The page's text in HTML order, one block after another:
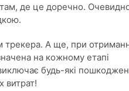
там, де це доречно.
трекера. А ще, при
на кожному етапі
будь-які
витрат!